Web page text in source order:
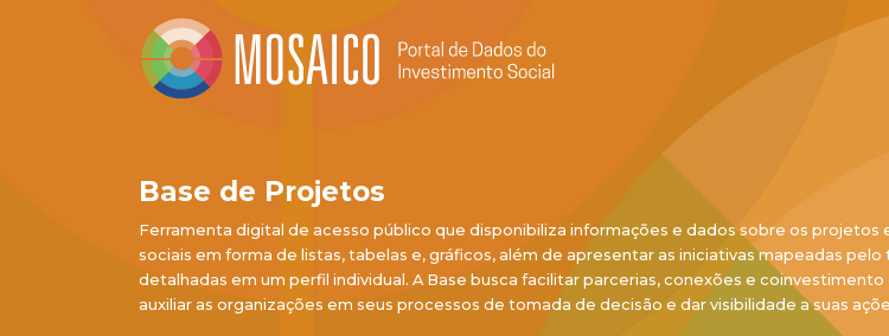
Base de Projetos
Ferramenta digital de acesso público que disponibiliza informações e dados sobre os projetos
sociais em forma de listas, tabelas e, gráficos, além de apresentar as iniciativas mapeadas
detalhadas em um perfil individual. A Base busca facilitar parcerias, conexões e
auxiliar as organizações em seus processos de tomada de decisão e dar visibilidade a suas